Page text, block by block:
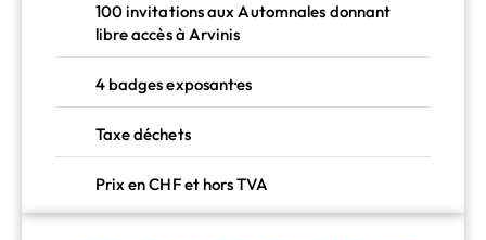
100 invitations aux Automnales donnant
libre accès à Arvinis
4 badges exposant·es
Taxe déchets
Prix en CHF et hors TVA